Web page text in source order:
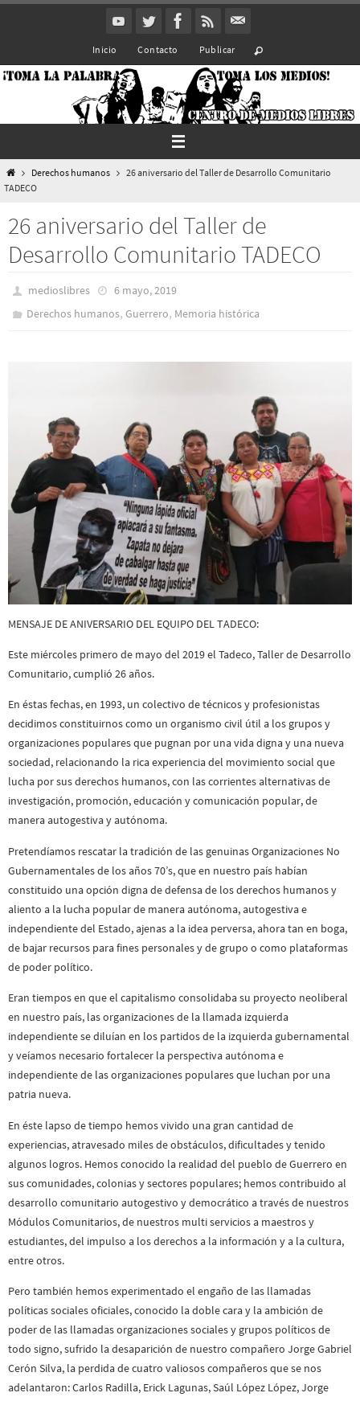
Inicio Contacto Publicar
InicioDerechos humanos
26 aniversario del Taller de Desarrollo Comunitario
TADECO
26 aniversario del Taller de
Desarrollo Comunitario TADECO
medioslibres
6 mayo, 2019
Derechos humanos,Guerrero, Memoria histórica
MENSAJE DE ANIVERSARIO DEL EQUIPO DEL TADECO:
Este miércoles primero de mayo del 2019 el Tadeco, Taller de Desarrollo
Comunitario, cumplió 26 años.
En éstas fechas, en 1993, un colectivo de técnicos y profesionistas
decidimos constituirnos como un organismo civil útil a los grupos y
organizaciones populares que pugnan por una vida digna y una nueva
sociedad, relacionando la rica experiencia del movimiento social que
lucha por sus derechos humanos, con las corrientes alternativas de
investigación, promoción, educación y comunicación popular, de
manera autogestiva y autónoma.
Pretendíamos rescatar la tradición de las genuinas Organizaciones No
Gubernamentales de los años 70’s, que en nuestro país habían
constituido una opción digna de defensa de los derechos humanos y
aliento a la lucha popular de manera autónoma, autogestiva e
independiente del Estado, ajenas a la idea perversa, ahora tan en boga,
de bajar recursos para fines personales y de grupo o como plataformas
de poder político.
Eran tiempos en que el capitalismo consolidaba su proyecto neoliberal
en nuestro país, las organizaciones de la llamada izquierda
independiente se diluían en los partidos de la izquierda gubernamental
y veíamos necesario fortalecer la perspectiva autónoma e
independiente de las organizaciones populares que luchan por una
patria nueva.
En éste lapso de tiempo hemos vivido una gran cantidad de
experiencias, atravesado miles de obstáculos, dificultades y tenido
algunos logros. Hemos conocido la realidad del pueblo de Guerrero en
sus comunidades, colonias y sectores populares; hemos contribuido al
desarrollo comunitario autogestivo y democrático a través de nuestros
Módulos Comunitarios, de nuestros multi servicios a maestros y
estudiantes, del impulso a los derechos a la información y a la cultura,
entre otros.
Pero también hemos experimentado el engaño de las llamadas
políticas sociales oficiales, conocido la doble cara y la ambición de
poder de las llamadas organizaciones sociales y grupos políticos de
todo signo, sufrido la desaparición de nuestro compañero Jorge Gabriel
Cerón Silva, la perdida de cuatro valiosos compañeros que se nos
adelantaron: Carlos Radilla, Erick Lagunas, Saúl López López, Jorge